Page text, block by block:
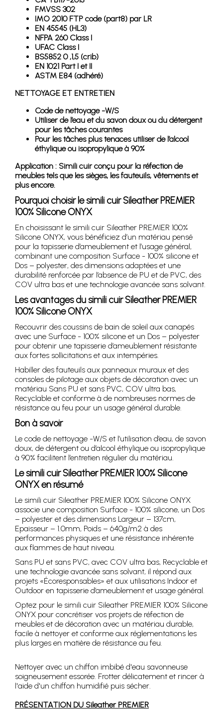
FMVSS 302
IMO 2010 FTP code (part8) par LR
EN 45545 (HL3)
NFPA 260 Class I
UFAC Class I
BS5852 0 ,1,5 (crib)
EN 1021 Part I et II
ASTM E84 (adhéré)
NETTOYAGE ET ENTRETIEN
Code de nettoyage -W/S
Utiliser de l’eau et du savon doux ou du détergent
pour les tâches courantes
Pour les tâches plus tenaces utiliser de l’alcool
éthylique ou isopropylique à 90%
Application : Simili cuir conçu pour la réfection de
meubles tels que les sièges, les fauteuils, vêtements et
plus encore.
Pourquoi choisir le simili cuir Sileather PREMIER
100% Silicone ONYX
En choisissant le simili cuir Sileather PREMIER 100%
Silicone ONYX, vous bénéficiez d’un matériau pensé
pour la tapisserie d’ameublement et l’usage général,
combinant une composition Surface - 100% silicone et
Dos – polyester, des dimensions adaptées et une
durabilité renforcée par l’absence de PU et de PVC, des
COV ultra bas et une technologie avancée sans solvant.
Les avantages du simili cuir Sileather PREMIER
100% Silicone ONYX
Recouvrir des coussins de bain de soleil aux canapés
avec une Surface - 100% silicone et un Dos – polyester
pour obtenir une tapisserie d’ameublement résistante
aux fortes sollicitations et aux intempéries.
Habiller des fauteuils aux panneaux muraux et des
consoles de pilotage aux objets de décoration avec un
matériau Sans PU et sans PVC, COV ultra bas,
Recyclable et conforme à de nombreuses normes de
résistance au feu pour un usage général durable.
Bon à savoir
Le code de nettoyage -W/S et l’utilisation d’eau, de savon
doux, de détergent ou d’alcool éthylique ou isopropylique
à 90% facilitent l’entretien régulier du matériau.
Le simili cuir Sileather PREMIER 100% Silicone
ONYX en résumé
Le simili cuir Sileather PREMIER 100% Silicone ONYX
associe une composition Surface - 100% silicone, un Dos
– polyester et des dimensions Largeur – 137cm,
Epaisseur – 1.0mm, Poids – 640g/m2 à des
performances physiques et une résistance inhérente
aux flammes de haut niveau.
Sans PU et sans PVC, avec COV ultra bas, Recyclable et
une technologie avancée sans solvant, il répond aux
projets «Écoresponsables» et aux utilisations Indoor et
Outdoor en tapisserie d’ameublement et usage général.
Optez pour le simili cuir Sileather PREMIER 100% Silicone
ONYX pour concrétiser vos projets de réfection de
meubles et de décoration avec un matériau durable,
facile à nettoyer et conforme aux réglementations les
plus larges en matière de résistance au feu.
Nettoyer avec un chiffon imbibé d'eau savonneuse
soigneusement essorée. Frotter délicatement et rincer à
l'aide d'un chiffon humidifié puis sécher.
PRÉSENTATION DU Sileather PREMIER